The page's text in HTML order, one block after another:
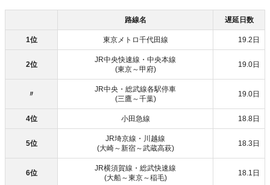
路線名 遅延日数
1位 東京メトロ千代田線 19.2日
2位
JR中央快速線・中央本線
(東京～甲府)
19.0日
〃
JR中央・総武線各駅停車
(三鷹～千葉)
19.0日
4位 小田急線 18.8日
5位
JR埼京線・川越線
(大崎～新宿～武蔵高萩)
18.3日
6位
JR横須賀線・総武快速線
(大船～東京～稲毛)
18.1日